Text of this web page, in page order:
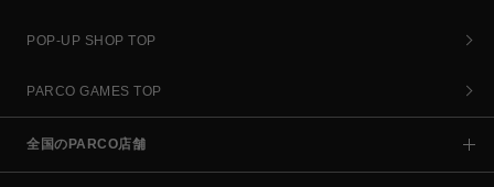
POP-UP SHOP TOP
PARCO GAMES TOP
全国のPARCO店舗